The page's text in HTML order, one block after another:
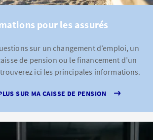
pour les assurés
sur un changement d’emploi, un
de pension ou le financement d’un
ici les principales informations.
SUR MA CAISSE DE PENSION